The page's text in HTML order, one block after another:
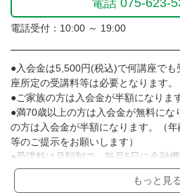
電話受付：10:00 ～ 19:00
●入会金は5,500円(税込)で何講座で
座所定の受講料等は必要となります。
●ご家族の方は入会金が半額になりま
●満70歳以上の方は入会金が無料に
の方は入会金が半額になります。（
等のご提示をお願いします）
●受講料は月額制で、毎月5日に金融
ります。
※講座によってはお支払い方法が異な
もっと見る